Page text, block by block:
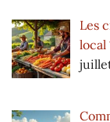
Les
local